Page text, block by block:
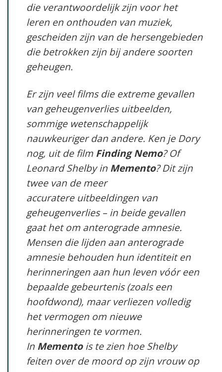
die verantwoordelijk zijn voor het
leren en onthouden van muziek,
gescheiden zijn van de hersengebieden
die betrokken zijn bij andere soorten
geheugen.
Er zijn veel films die extreme gevallen
van geheugenverlies uitbeelden,
sommige wetenschappelijk
nauwkeuriger dan andere. Ken je Dory
nog, uit de film Finding Nemo? Of
Leonard Shelby in Memento? Dit zijn
twee van de meer
accuratere uitbeeldingen van
geheugenverlies – in beide gevallen
gaat het om anterograde amnesie.
Mensen die lijden aan anterograde
amnesie behouden hun identiteit en
herinneringen aan hun leven vóór een
bepaalde gebeurtenis (zoals een
hoofdwond), maar verliezen volledig
het vermogen om nieuwe
herinneringen te vormen.
In Mementois te zien hoe Shelby
feiten over de moord op zijn vrouw op